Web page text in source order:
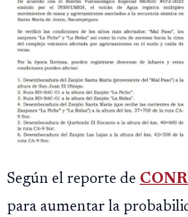
Según el reporte de
para aumentar la